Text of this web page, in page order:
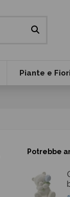
Piante e Fiori
Potrebbe